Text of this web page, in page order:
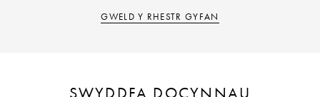
GWELD Y RHESTR GYFAN